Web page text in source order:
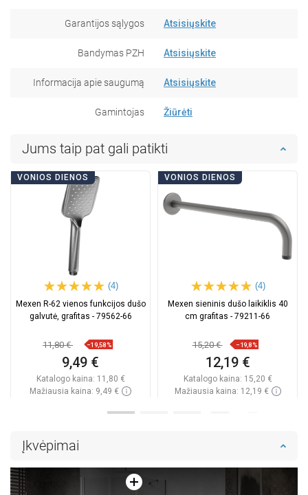
Garantijos sąlygos Atsisiųskite
Bandymas PZH Atsisiųskite
Informacija apie saugumą Atsisiųskite
Gamintojas Žiūrėti
Jums taip pat gali patikti
VONIOS DIENOS
(4)
Mexen R-62 vienos funkcijos dušo
galvutė, grafitas - 79562-66
11,80 € −19,58%
9,49 €
Katalogo kaina: 11,80 €
Mažiausia kaina: 9,49 €
VONIOS DIENOS
(4)
Mexen sieninis dušo laikiklis 40
cm grafitas - 79211-66
15,20 € −19,8%
12,19 €
Katalogo kaina: 15,20 €
Mažiausia kaina: 12,19 €
Įkvėpimai